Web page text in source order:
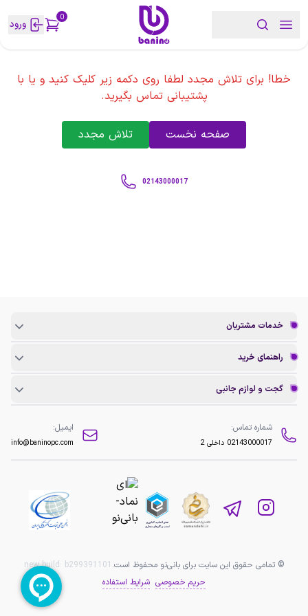
0 ورود
خطا! برای تلاش مجدد لطفا روی دکمه زیر کلیک کنید و یا با
پشتیبانی تماس بگیرید.
صفحه نخست تلاش مجدد
02143000017
خدمات مشتریان
راهنمای خرید
گجت و لوازم جانبی
شماره تماس:
02143000017 داخلی 2
ایمیل:
info@baninopc.com
© تمامی حقوق این سایت برای بانی‌نو محفوظ است. new build: b299391101
حریم خصوصی شرایط استفاده